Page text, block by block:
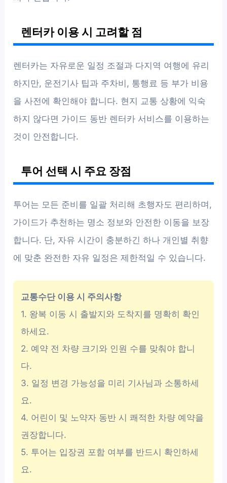
렌터카 이용 시 고려할 점
렌터카는 자유로운 일정 조절과 다지역 여행에 유리
하지만, 운전기사 팁과 주차비, 통행료 등 부가 비용
을 사전에 확인해야 합니다. 현지 교통 상황에 익숙
하지 않다면 가이드 동반 렌터카 서비스를 이용하는
것이 안전합니다.
투어 선택 시 주요 장점
투어는 모든 준비를 일괄 처리해 초행자도 편리하며,
가이드가 추천하는 명소 정보와 안전한 이동을 보장
합니다. 단, 자유 시간이 충분하긴 하나 개인별 취향
에 맞춘 완전한 자유 일정은 제한적일 수 있습니다.
교통수단 이용 시 주의사항
1. 왕복 이동 시 출발지와 도착지를 명확히 확인
하세요.
2. 예약 전 차량 크기와 인원 수를 맞춰야 합니
다.
3. 일정 변경 가능성을 미리 기사님과 소통하세
요.
4. 어린이 및 노약자 동반 시 쾌적한 차량 예약을
권장합니다.
5. 투어는 입장권 포함 여부를 반드시 확인하세
요.